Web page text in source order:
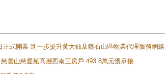
式開業 進一步提升黃大仙及鑽石山區物業代理服務網絡
雲山慈愛苑高層西南三房戶 493.8萬元獲承接